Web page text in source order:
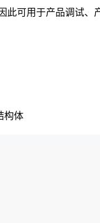
此可用于产品调试、
构体